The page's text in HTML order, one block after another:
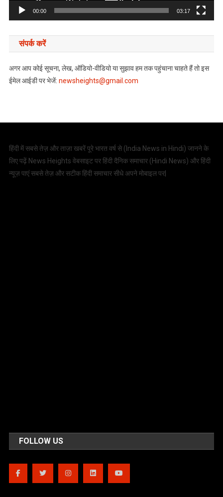
00:00 03:17
संपर्क करें
अगर आप कोई सूचना, लेख, ऑडियो-वीडियो या सुझाव हम तक पहुंचाना चाहते हैं तो इस
ईमेल आईडी पर भेजें: newsheights@gmail.com
हिंदी में सबसे तेज़ और ताज़ा खबरें पूरे भारत वर्ष से ( India News in Hindi) जानने के
लिए पढ़ें News Heights वेबसाइट पर हिंदी दैनिक समाचार (Hindi News) और हिंदी
न्यूज़ पाएं सबसे तेज़ और सटीक हिंदी समाचार सीधे अपने मोबाइल पर|
FOLLOW US